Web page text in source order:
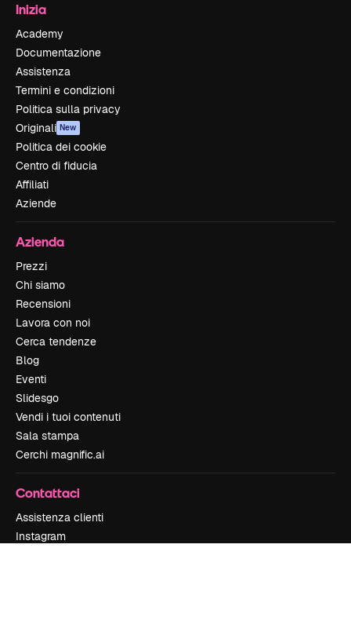
Inizia
Academy
Documentazione
Assistenza
Termini e condizioni
Politica sulla privacy
Originali New
Politica dei cookie
Centro di fiducia
Affiliati
Aziende
Azienda
Prezzi
Chi siamo
Recensioni
Lavora con noi
Cerca tendenze
Blog
Eventi
Slidesgo
Vendi i tuoi contenuti
Sala stampa
Cerchi magnific.ai
Contattaci
Assistenza clienti
Instagram